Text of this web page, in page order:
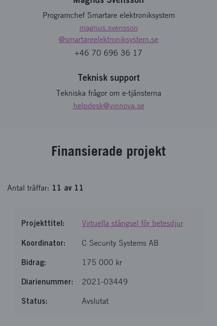
Programchef Smartare elektroniksystem
magnus.svensson
@smartareelektroniksystem.se
+46 70 696 36 17
Teknisk support
Tekniska frågor om e-tjänsterna
helpdesk@vinnova.se
Finansierade projekt
Antal träffar: 11 av 11
Virtuella stängsel för betesdjur
C Security Systems AB
175 000 kr
2021-03449
Avslutat